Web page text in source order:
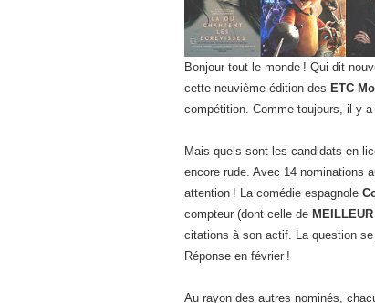
Bonjour tout le monde ! Qui dit
cette neuvième édition des ETC
compétition. Comme toujours, il y
Mais quels sont les candidats en
encore rude. Avec 14 nominations
attention ! La comédie espagnole
compteur (dont celle de
citations à son actif. La question
Réponse en février !
Au rayon des autres nominés,